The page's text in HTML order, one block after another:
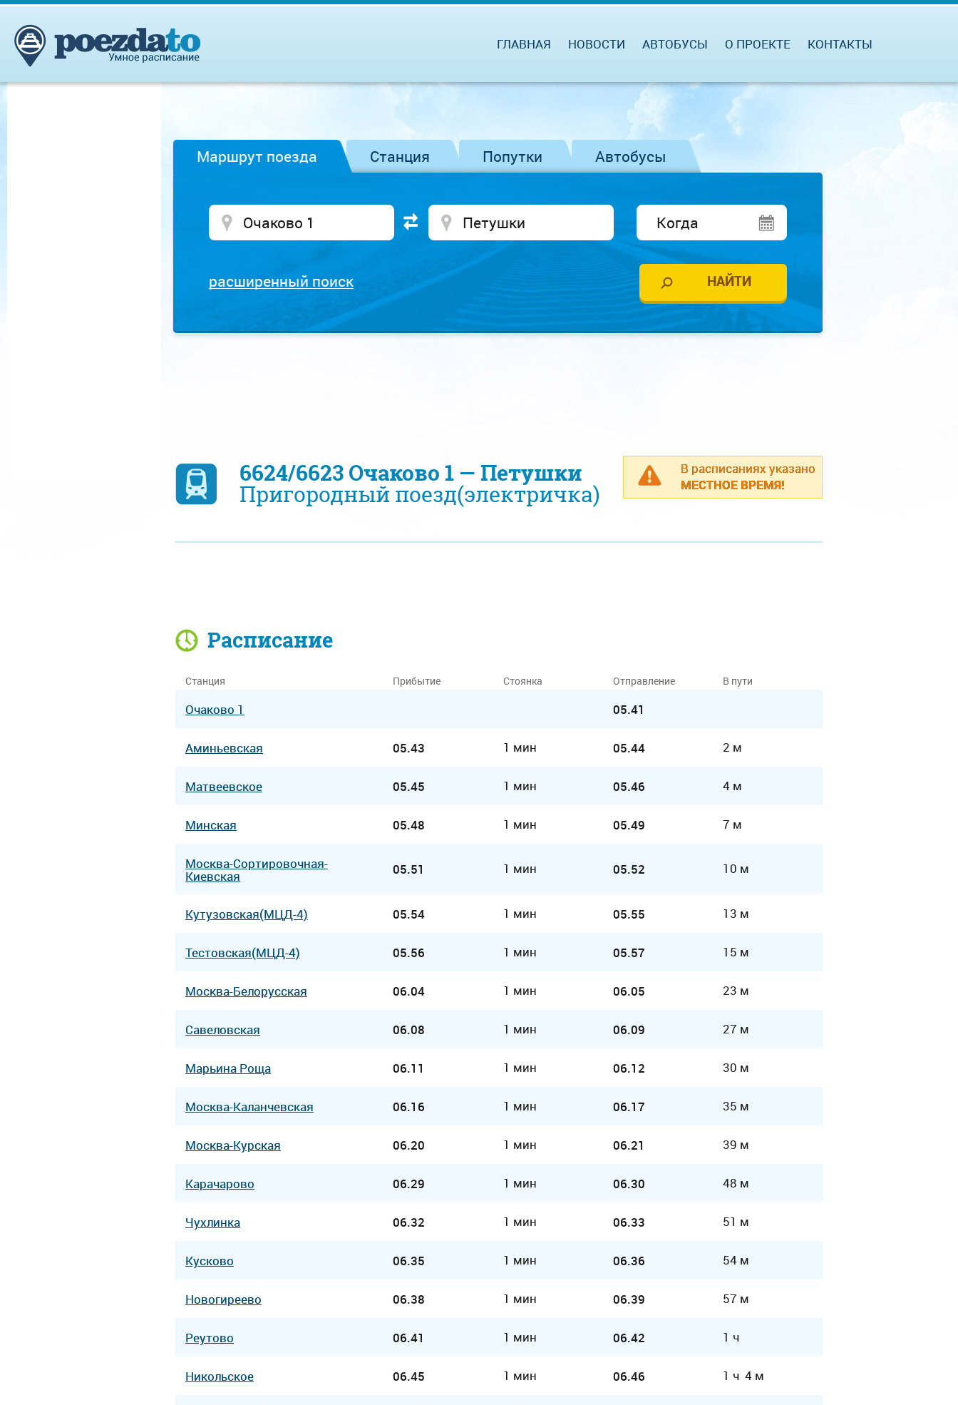
ГЛАВНАЯ НОВОСТИ АВТОБУСЫ О ПРОЕКТЕ КОНТАКТЫ
Маршрут поезда Станция Попутки Автобусы
расширенный поиск
В расписаниях указано
МЕСТНОЕ ВРЕМЯ!
6624/6623 Очаково 1 — Петушки
Пригородный поезд(электричка)
Расписание
Станция Прибытие Стоянка Отправление В пути
Очаково 1 05.41
Аминьевская 05.43 1 мин 05.44 2 м
Матвеевское 05.45 1 мин 05.46 4 м
Минская 05.48 1 мин 05.49 7 м
Москва-Сортировочная-
Киевская 05.51 1 мин 05.52 10 м
Кутузовская(МЦД-4) 05.54 1 мин 05.55 13 м
Тестовская(МЦД-4) 05.56 1 мин 05.57 15 м
Москва-Белорусская 06.04 1 мин 06.05 23 м
Савеловская 06.08 1 мин 06.09 27 м
Марьина Роща 06.11 1 мин 06.12 30 м
Москва-Каланчевская 06.16 1 мин 06.17 35 м
Москва-Курская 06.20 1 мин 06.21 39 м
Карачарово 06.29 1 мин 06.30 48 м
Чухлинка 06.32 1 мин 06.33 51 м
Кусково 06.35 1 мин 06.36 54 м
Новогиреево 06.38 1 мин 06.39 57 м
Реутово 06.41 1 мин 06.42 1 ч
Никольское 06.45 1 мин 06.46 1 ч 4 м